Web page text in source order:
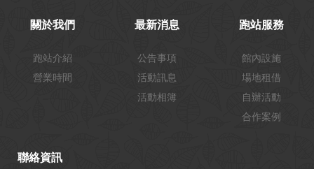
關於我們
跑站介紹
營業時間
最新消息
公告事項
活動訊息
活動相簿
跑站服務
館內設施
場地租借
自辦活動
合作案例
聯絡資訊